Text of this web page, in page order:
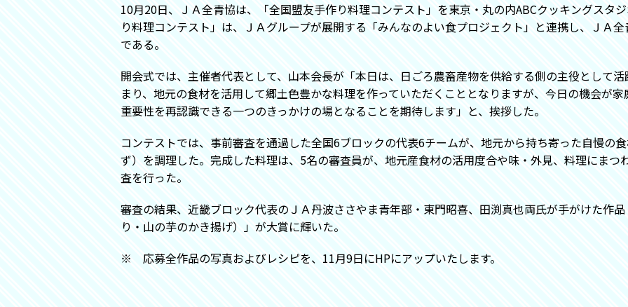
10月20日、ＪＡ全青協は、「全国盟友手作り料理コンテスト」を東京・丸の内ABCクッキングスタ
り料理コンテスト」は、ＪＡグループが展開する「みんなのよい食プロジェクト」と連携し、ＪＡ
である。
開会式では、主催者代表として、山本会長が「本日は、日ごろ農畜産物を供給する側の主役として
まり、地元の食材を活用して郷土色豊かな料理を作っていただくこととなりますが、今日の機会が
重要性を再認識できる一つのきっかけの場となることを期待します」と、挨拶した。
コンテストでは、事前審査を通過した全国6ブロックの代表6チームが、地元から持ち寄った自慢の
ず）を調理した。完成した料理は、5名の審査員が、地元産食材の活用度合や味・外見、料理にまつ
査を行った。
審査の結果、近畿ブロック代表のＪＡ丹波ささやま青年部・東門昭喜、田渕真也両氏が手がけた作
り・山の芋のかき揚げ）」が大賞に輝いた。
※ 応募全作品の写真およびレシピを、11月9日にHPにアップいたします。